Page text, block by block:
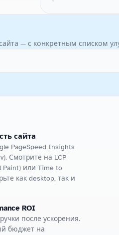
— с конкретным списком
сайта
PageSpeed Insights
Смотрите на LCP
Paint) или Time to
как desktop, так и
ROI
после ускорения.
бюджет на